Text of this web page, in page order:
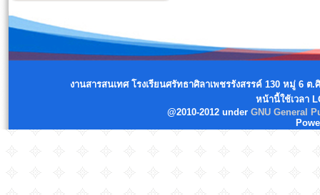
งานสารสนเทศ โรงเรียนศรัทธาศิลาเพชรรังสรรค์ 130 หมู่ 6
หน้านี้ใช้เวลา
@2010-2012 under GNU General